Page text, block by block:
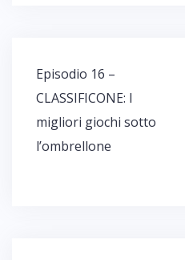
Navigazione
articoli
Episodio 16 –
CLASSIFICONE: I
migliori giochi sotto
l’ombrellone